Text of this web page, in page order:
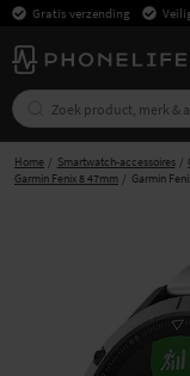
Gratis verzending
Home Smartwatch-accessoires
Garmin Fenix 8 47mm
Garmin